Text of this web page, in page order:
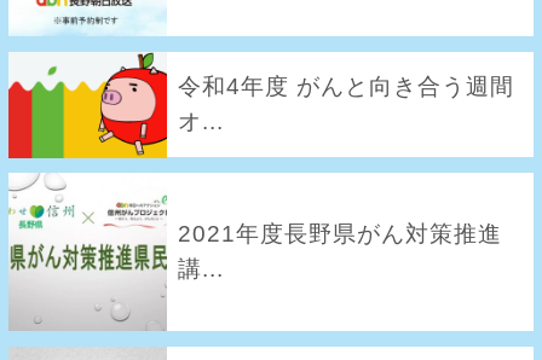
令和4年度 がんと向き合う週間
オ...
2021年度長野県がん対策推進
講...